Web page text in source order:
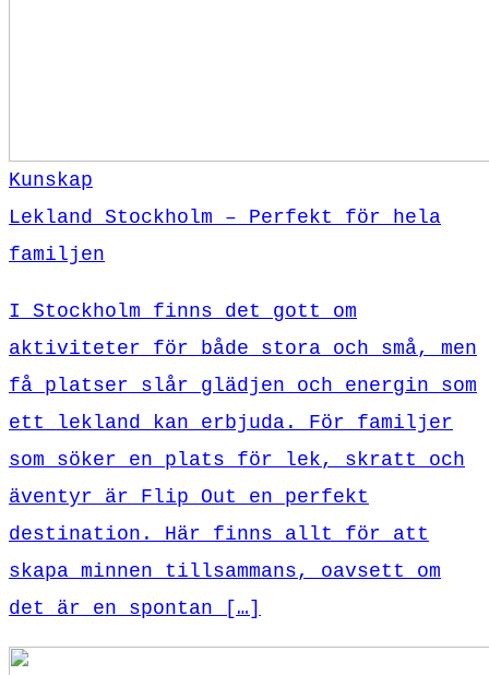
Kunskap
Lekland Stockholm – Perfekt för hela
familjen
I Stockholm finns det gott om
aktiviteter för både stora och små, men
få platser slår glädjen och energin som
ett lekland kan erbjuda. För familjer
som söker en plats för lek, skratt och
äventyr är Flip Out en perfekt
destination. Här finns allt för att
skapa minnen tillsammans, oavsett om
det är en spontan […]